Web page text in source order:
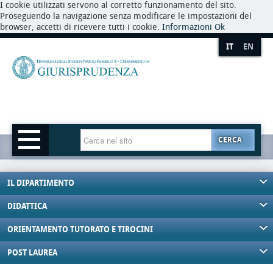
I cookie utilizzati servono al corretto funzionamento del sito.
Proseguendo la navigazione senza modificare le impostazioni del
browser, accetti di ricevere tutti i cookie. Informazioni Ok
IT EN
CERCA
IL DIPARTIMENTO
DIDATTICA
ORIENTAMENTO TUTORATO E TIROCINI
POST LAUREA